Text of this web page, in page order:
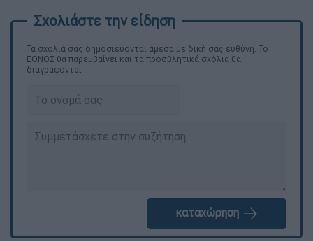
Τα σχολιά σας δημοσιεύονται άμεσα με δική σας ευθύνη. Το
ΕΘΝΟΣ θα παρεμβαίνει και τα προσβλητικά σχόλια θα
διαγράφονται
καταχώρηση